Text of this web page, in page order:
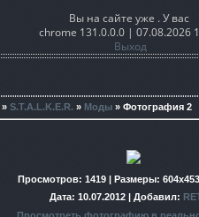
Вы на сайте уже . У вас
chrome 131.0.0.0 | 07.08.2026
Выход
» S.T.A.L.K.E.R. » Моды » Фотография 2
Просмотров: 1419 | Размеры:
Дата: 10.07.2012 | Добавил: